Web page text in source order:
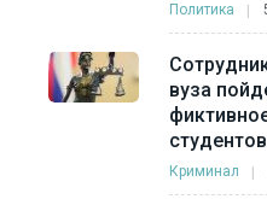
Политика
вуза
студентов
Криминал